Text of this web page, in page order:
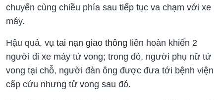
chuyển cùng chiều phía sau tiếp tục va chạm với xe
máy.
Hậu quả, vụ tai nạn giao thông liên hoàn khiến 2
người đi xe máy tử vong; trong đó, người phụ nữ tử
vong tại chỗ, người đàn ông được đưa tới bệnh viện
cấp cứu nhưng tử vong sau đó.